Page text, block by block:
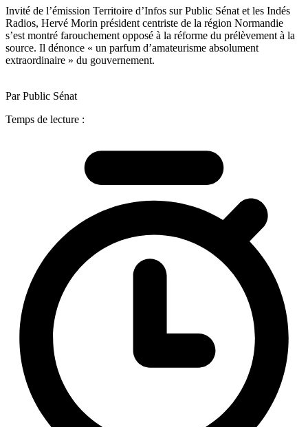
Invité de l’émission Territoire d’Infos sur Public Sénat et les Indés
Radios, Hervé Morin président centriste de la région Normandie
s’est montré farouchement opposé à la réforme du prélèvement à la
source. Il dénonce « un parfum d’amateurisme absolument
extraordinaire » du gouvernement.
Par Public Sénat
Temps de lecture :